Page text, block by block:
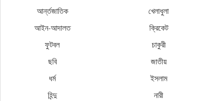
আর্ন্তজাতিক
খেলাধুলা
আইন-আদালত
ক্রিকেট
ফুটবল
চাকুরী
ছবি
জাতীয়
ধর্ম
ইসলাম
হিন্দু
নারী